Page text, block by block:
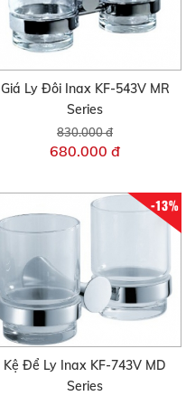
Giá Ly Đôi Inax KF-543V MR
Series
830.000 đ
680.000 đ
-13%
Kệ Để Ly Inax KF-743V MD
Series